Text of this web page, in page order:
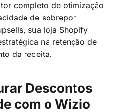
completo de otimização
de sobrepor
sua loja Shopify
na retenção de
da receita.
Descontos
com o Wizio